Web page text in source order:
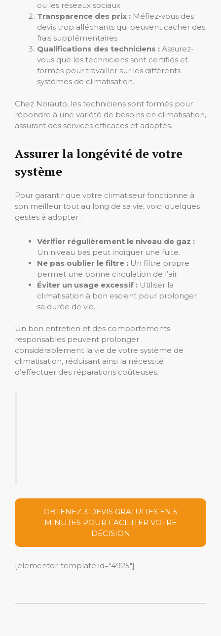
ou les réseaux sociaux.
Transparence des prix : Méfiez-vous des
devis trop alléchants qui peuvent cacher des
frais supplémentaires.
Qualifications des techniciens : Assurez-
vous que les techniciens sont certifiés et
formés pour travailler sur les différents
systèmes de climatisation.
Chez Norauto, les techniciens sont formés pour
répondre à une variété de besoins en climatisation,
assurant des services efficaces et adaptés.
Assurer la longévité de votre
système
Pour garantir que votre climatiseur fonctionne à
son meilleur tout au long de sa vie, voici quelques
gestes à adopter :
Vérifier régulièrement le niveau de gaz :
Un niveau bas peut indiquer une fuite.
Ne pas oublier le filtre : Un filtre propre
permet une bonne circulation de l’air.
Éviter un usage excessif : Utiliser la
climatisation à bon escient pour prolonger
sa durée de vie.
Un bon entretien et des comportements
responsables peuvent prolonger
considérablement la vie de votre système de
climatisation, réduisant ainsi la nécessité
d’effectuer des réparations coûteuses.
OBTENEZ 3 DEVIS GRATUITES EN 5
MINUTES POUR FACILITER VOTRE
DÉCISION
[elementor-template id="4925"]